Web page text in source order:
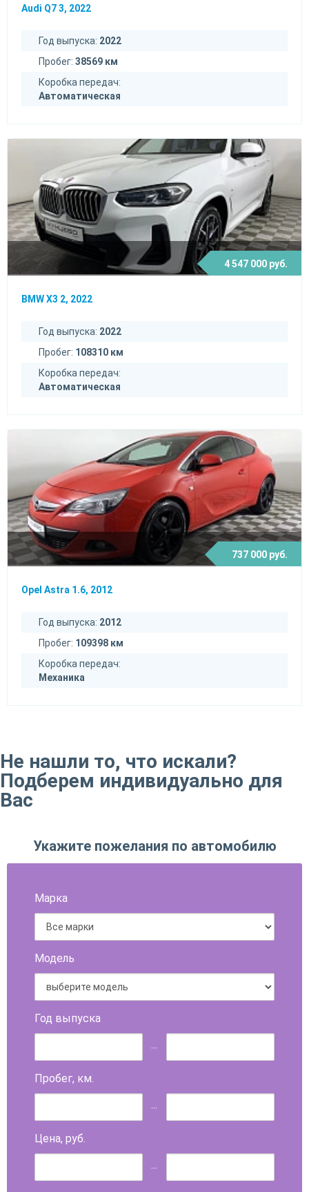
Audi Q7 3, 2022
Год выпуска: 2022
Пробег: 38569 км
Коробка передач:
Автоматическая
4 547 000 руб.
BMW X3 2, 2022
Год выпуска: 2022
Пробег: 108310 км
Коробка передач:
Автоматическая
737 000 руб.
Opel Astra 1.6, 2012
Год выпуска: 2012
Пробег: 109398 км
Коробка передач:
Механика
Не нашли то, что искали?
Подберем индивидуально для
Вас
Укажите пожелания по автомобилю
Марка
Модель
Год выпуска
...
Пробег, км.
...
Цена, руб.
...